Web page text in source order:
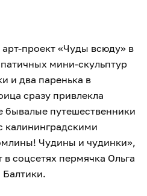
проект «Чуды всюду» в
мини-скульптур
и два паренька в
сразу привлекла
бывалые путешественники
калининградскими
Чудины и чудинки»,
соцсетях пермячка Ольга
Балтики.